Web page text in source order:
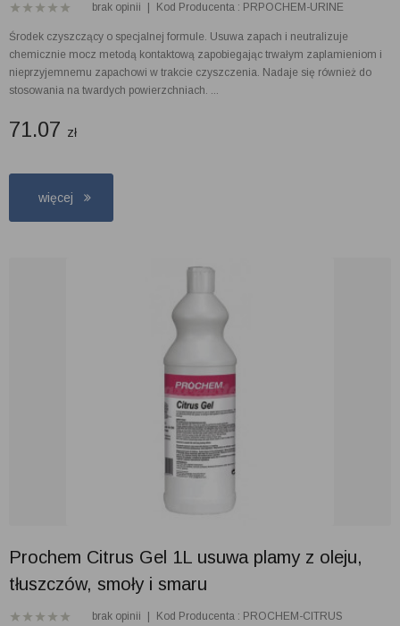
brak opinii Kod Producenta : PRPOCHEM-URINE
Środek czyszczący o specjalnej formule. Usuwa zapach i neutralizuje
chemicznie mocz metodą kontaktową zapobiegając trwałym zaplamieniom i
nieprzyjemnemu zapachowi w trakcie czyszczenia. Nadaje się również do
stosowania na twardych powierzchniach. ...
71.07 zł
więcej
Prochem Citrus Gel 1L usuwa plamy z oleju,
tłuszczów, smoły i smaru
brak opinii Kod Producenta : PROCHEM-CITRUS